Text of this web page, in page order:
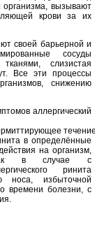
организма, вызывают
крови за их
своей барьерной и
сосуды
слизистая
Все эти процессы
снижению
аллергический
в определённые
на организм,
в случае с
ринита
носа, избыточной
времени болезни, с